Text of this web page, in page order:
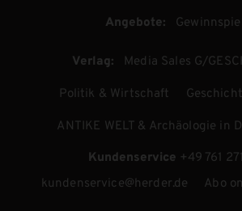
Angebote:
Verlag: Media Sales G/
Politik & Wirtschaft
ANTIKE WELT & Archäologie in
Kundenservice +49 761
kundenservice@herder.de
Abo